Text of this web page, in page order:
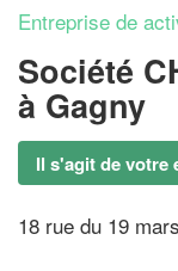
Entreprise de
Société
à Gagny
Il s'agit de votre
18 rue du 19